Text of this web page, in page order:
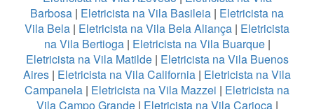
Barbosa | Eletricista na Vila Basileia | Eletricista na
Vila Bela | Eletricista na Vila Bela Aliança | Eletricista
na Vila Bertioga| Eletricista na Vila Buarque|
Eletricista na Vila Matilde| Eletricista na Vila Buenos
Aires | Eletricista na Vila California | Eletricista na Vila
Campanela | Eletricista na Vila Mazzei | Eletricista na
Vila Campo Grande| Eletricista na Vila Carioca|